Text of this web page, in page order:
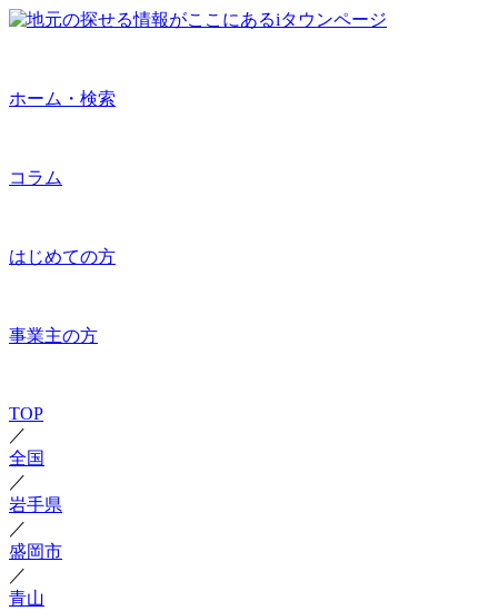
ホーム・検索
コラム
はじめての方
事業主の方
TOP
／
全国
／
岩手県
／
盛岡市
／
青山